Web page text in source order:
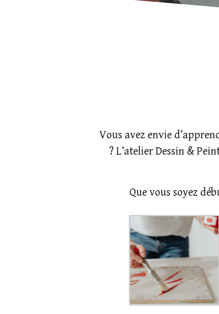
Vous avez envie
? L’atelier Dessin &
Que vous soyez